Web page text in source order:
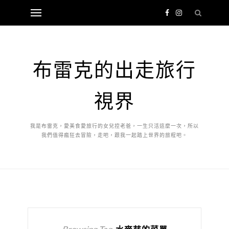
布雷克的出走旅行
視界
我是布雷克，愛美食愛旅行的女兒控老爸，一生只活這麼一次，所以
我們值得瘋狂去冒險，走吧，跟我一起踏上世界的旅程吧。